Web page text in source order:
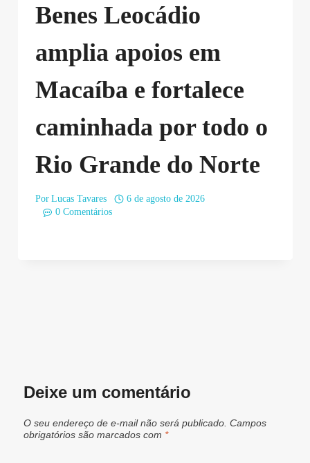
Benes Leocádio
amplia apoios em
Macaíba e fortalece
caminhada por todo o
Rio Grande do Norte
Por Lucas Tavares
6 de agosto de 2026
0 Comentários
Deixe um comentário
O seu endereço de e-mail não será publicado. Campos
obrigatórios são marcados com *